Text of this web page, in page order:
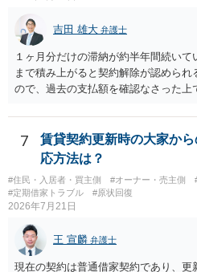
します。
吉田 雄大 弁護士
１ヶ月分だけの滞納が約半年間続い
まで積み上がると契約解除が認めら
ので、過去の支払額を確認なさった
た理由は気になるところですが、中
います。
7
賃貸契約更新時の大家か
応方法は？
#住民・入居者・買主側 #オーナー・売主側
#定期借家トラブル
#原状回復
2026年7月21日
王 宣麟 弁護士
現在の契約は普通借家契約であり、更